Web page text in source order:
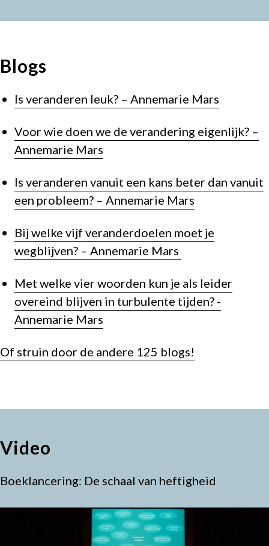
Blogs
Is veranderen leuk? – Annemarie Mars
Voor wie doen we de verandering eigenlijk? –
Annemarie Mars
Is veranderen vanuit een kans beter dan vanuit
een probleem? – Annemarie Mars
Bij welke vijf veranderdoelen moet je
wegblijven? – Annemarie Mars
Met welke vier woorden kun je als leider
overeind blijven in turbulente tijden? -
Annemarie Mars
Of struin door de andere 125 blogs!
Video
Boeklancering: De schaal van heftigheid